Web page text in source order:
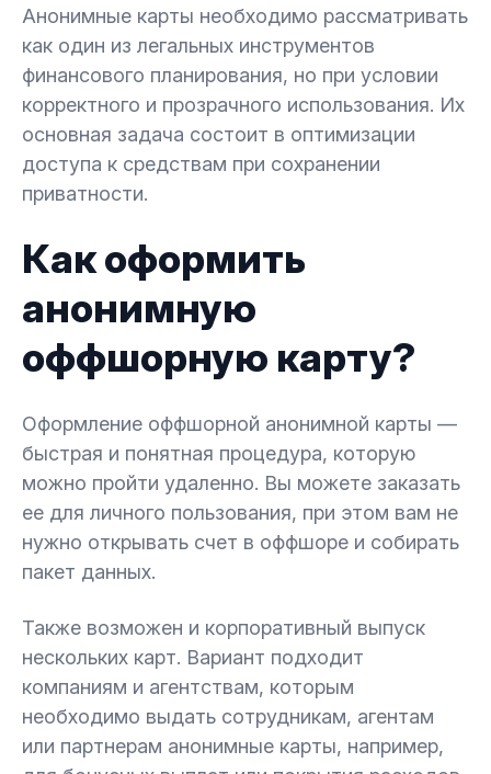
Анонимные карты необходимо рассматривать
как один из легальных инструментов
финансового планирования, но при условии
корректного и прозрачного использования. Их
основная задача состоит в оптимизации
доступа к средствам при сохранении
приватности.
Как оформить
анонимную
оффшорную карту?
Оформление оффшорной анонимной карты —
быстрая и понятная процедура, которую
можно пройти удаленно. Вы можете заказать
ее для личного пользования, при этом вам не
нужно открывать счет в оффшоре и собирать
пакет данных.
Также возможен и корпоративный выпуск
нескольких карт. Вариант подходит
компаниям и агентствам, которым
необходимо выдать сотрудникам, агентам
или партнерам анонимные карты, например,